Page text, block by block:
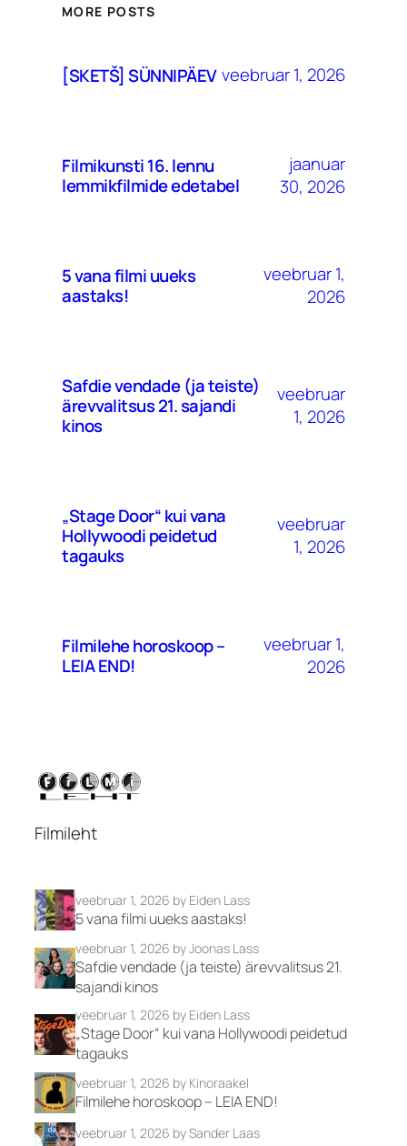
MORE POSTS
[SKETŠ] SÜNNIPÄEV veebruar 1, 2026
Filmikunsti 16. lennu
lemmikfilmide edetabel
jaanuar
30, 2026
5 vana filmi uueks
aastaks!
veebruar 1,
2026
Safdie vendade (ja teiste)
ärevvalitsus 21. sajandi
kinos
veebruar
1, 2026
„Stage Door“ kui vana
Hollywoodi peidetud
tagauks
veebruar
1, 2026
Filmilehe horoskoop –
LEIA END!
veebruar 1,
2026
Filmileht
veebruar 1, 2026 by Eiden Lass
5 vana filmi uueks aastaks!
veebruar 1, 2026 by Joonas Lass
Safdie vendade (ja teiste) ärevvalitsus 21.
sajandi kinos
veebruar 1, 2026 by Eiden Lass
„Stage Door“ kui vana Hollywoodi peidetud
tagauks
veebruar 1, 2026 by Kinoraakel
Filmilehe horoskoop – LEIA END!
veebruar 1, 2026 by Sander Laas